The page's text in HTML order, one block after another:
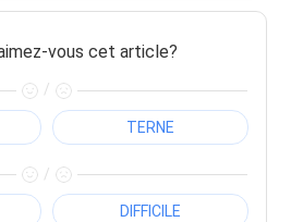
vous cet article?
/
TERNE
/
DIFFICILE